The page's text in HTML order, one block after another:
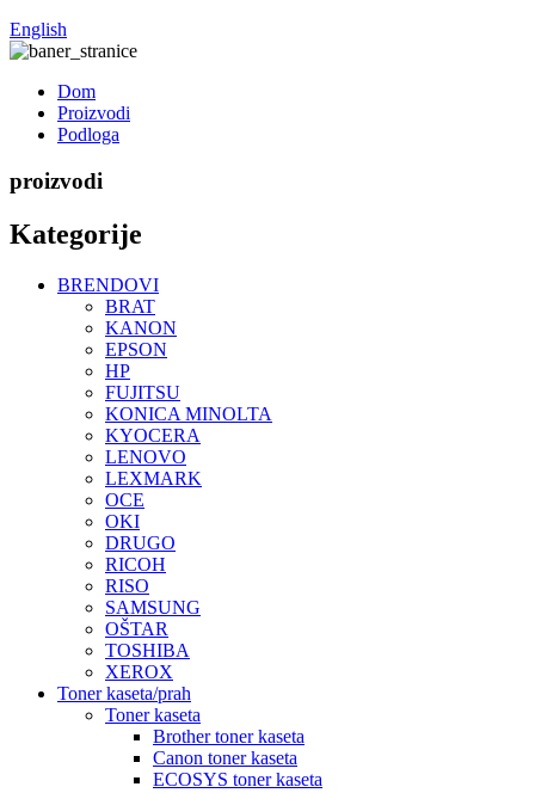
English
Dom
Proizvodi
Podloga
proizvodi
Kategorije
BRENDOVI
BRAT
KANON
EPSON
HP
FUJITSU
KONICA MINOLTA
KYOCERA
LENOVO
LEXMARK
OCE
OKI
DRUGO
RICOH
RISO
SAMSUNG
OŠTAR
TOSHIBA
XEROX
Toner kaseta/prah
Toner kaseta
Brother toner kaseta
Canon toner kaseta
ECOSYS toner kaseta